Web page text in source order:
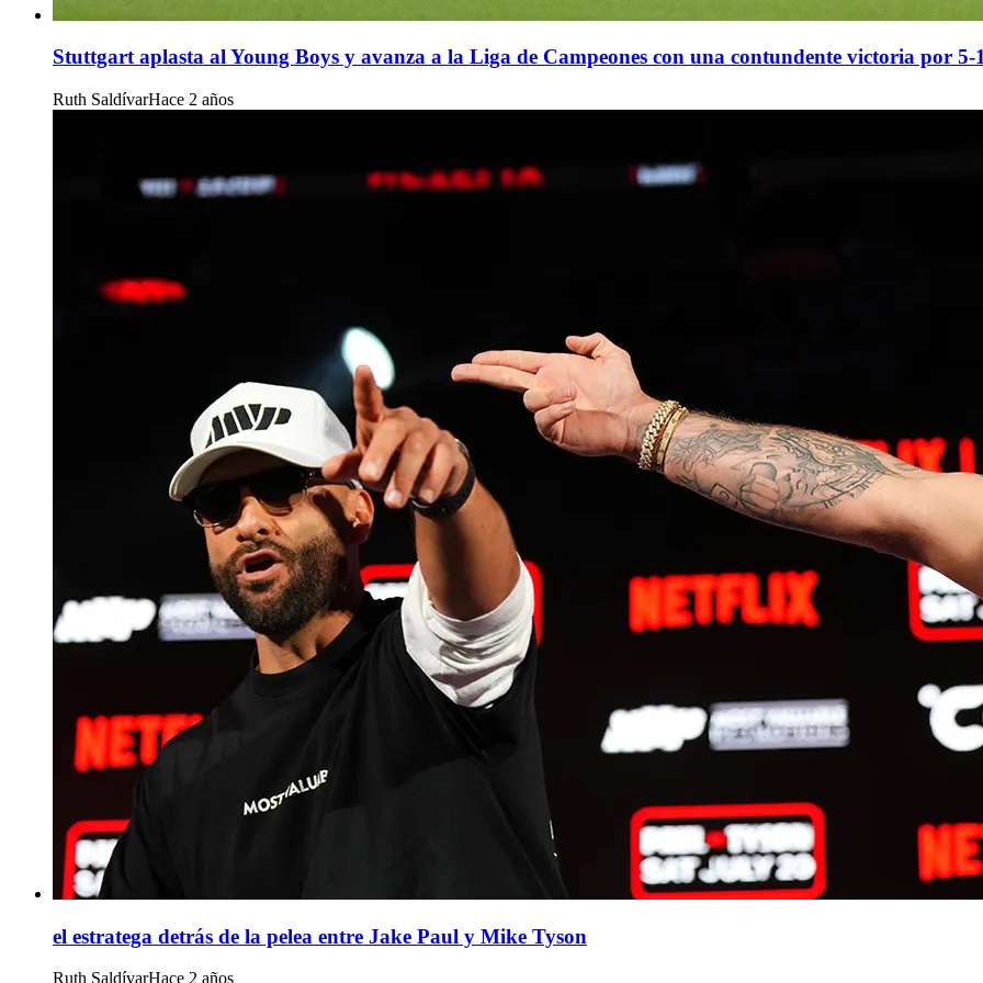
Stuttgart aplasta al Young Boys y avanza a la Liga de Campeones con una contundente victoria por 5-
Ruth SaldívarHace 2 años
el estratega detrás de la pelea entre Jake Paul y Mike Tyson
Ruth SaldívarHace 2 años